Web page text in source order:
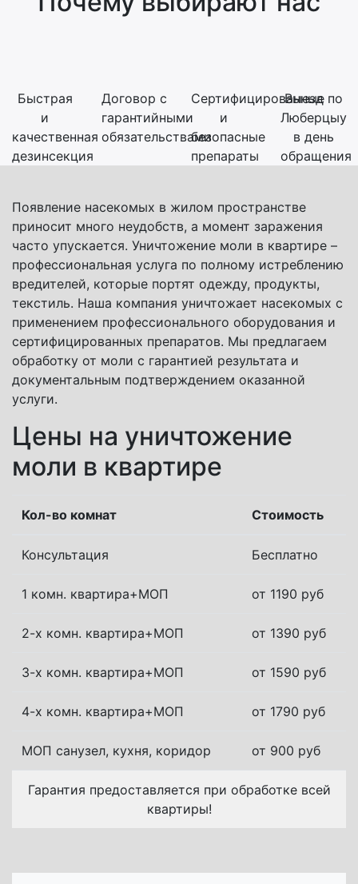
Быстрая
и
качественная
дезинсекция
Договор с
гарантийными
обязательствами
Сертифицированные
и
безопасные
препараты
Выезд по
Люберцыу
в день
обращения
Появление насекомых в жилом пространстве
приносит много неудобств, а момент заражения
часто упускается. Уничтожение моли в квартире –
профессиональная услуга по полному истреблению
вредителей, которые портят одежду, продукты,
текстиль. Наша компания уничтожает насекомых с
применением профессионального оборудования и
сертифицированных препаратов. Мы предлагаем
обработку от моли с гарантией результата и
документальным подтверждением оказанной
услуги.
Цены на уничтожение
моли в квартире
Кол-во комнат Стоимость
Консультация Бесплатно
1 комн. квартира+МОП от 1190 руб
2-х комн. квартира+МОП от 1390 руб
3-х комн. квартира+МОП от 1590 руб
4-х комн. квартира+МОП от 1790 руб
МОП санузел, кухня, коридор от 900 руб
Гарантия предоставляется при обработке всей
квартиры!